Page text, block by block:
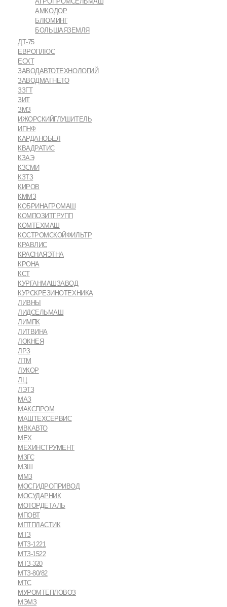
АМКОДОР
БЛЮМИНГ
БОЛЬШАЯЗЕМЛЯ
ДТ-75
ЕВРОПЛЮС
ЕСХТ
ЗАВОДАВТОТЕХНОЛОГИЙ
ЗАВОДМАГНЕТО
ЗЗГТ
ЗИТ
ЗМЗ
ИЖОРСКИЙГЛУШИТЕЛЬ
ИПНФ
КАРДАНОБЕЛ
КВАДРАТИС
КЗАЭ
КЗСМИ
КЗТЗ
КИРОВ
КММЗ
КОБРИНАГРОМАШ
КОМПОЗИТГРУПП
КОМТЕХМАШ
КОСТРОМСКОЙФИЛЬТР
КРАВЛИС
КРАСНАЯЭТНА
КРОНА
КСТ
КУРГАНМАШЗАВОД
КУРСКРЕЗИНОТЕХНИКА
ЛИВНЫ
ЛИДСЕЛЬМАШ
ЛИМПК
ЛИТВИНА
ЛОКНЕЯ
ЛРЗ
ЛТМ
ЛУКОР
ЛЦ
ЛЭТЗ
МАЗ
МАКСПРОМ
МАШТЕХСЕРВИС
МВКАВТО
МЕХ
МЕХИНСТРУМЕНТ
МЗГС
МЗШ
ММЗ
МОСГИДРОПРИВОД
МОСУДАРНИК
МОТОРДЕТАЛЬ
МПОВТ
МПТПЛАСТИК
МТЗ
МТЗ-1221
МТЗ-1522
МТЗ-320
МТЗ-80/82
МТС
МУРОМТЕПЛОВОЗ
МЭМЗ